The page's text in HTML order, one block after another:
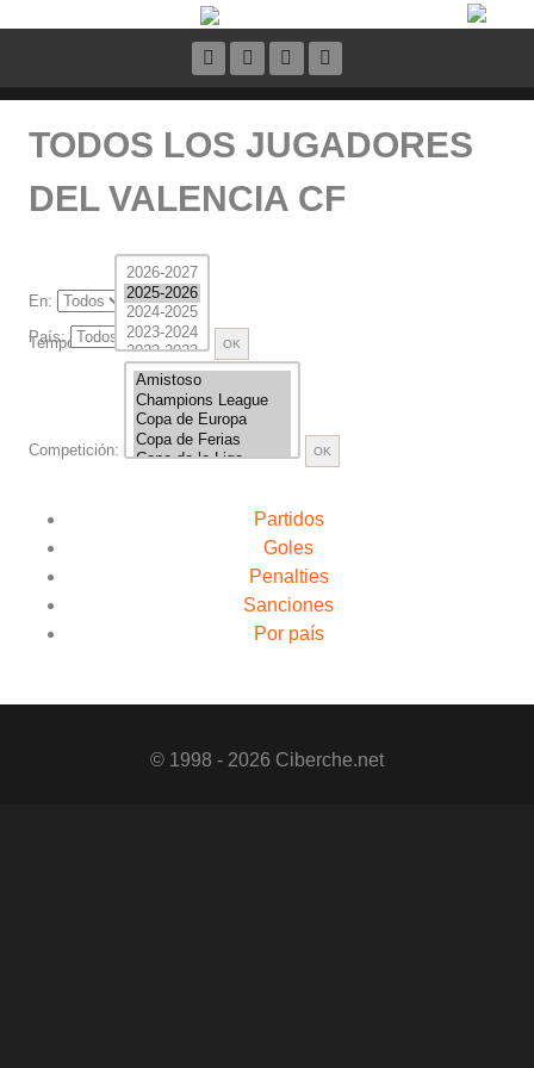
TODOS LOS JUGADORES
DEL VALENCIA CF
Temporada:
En:
País:
Competición:
Partidos
Goles
Penalties
Sanciones
Por país
© 1998 - 2026 Ciberche.net